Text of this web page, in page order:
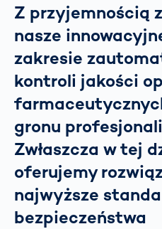
Z przyjemnością
nasze
zakresie
kontroli jakości
gronu
Zwłaszcza w tej
oferujemy
najwyższe
bezpieczeństwa